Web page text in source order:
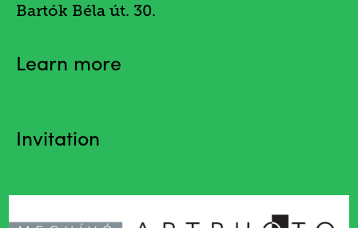
Bartók Béla út. 30.
Learn more
Invitation